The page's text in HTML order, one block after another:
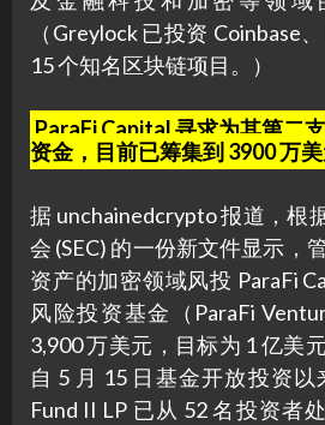
（Greylock 已投资 Coinbase
15 个知名区块链项目。）
ParaFi Capital 寻求为其第二
资金，目前已筹集到 3900 万
据 unchainedcrypto 报道，根
会 (SEC) 的一份新文件显示，
资产的加密领域风投 ParaFi
风险投资基金（ParaFi
3,900 万美元，目标为 1 亿美
自 5 月 15 日基金开放投资以
Fund II LP 已从 52 名投资者